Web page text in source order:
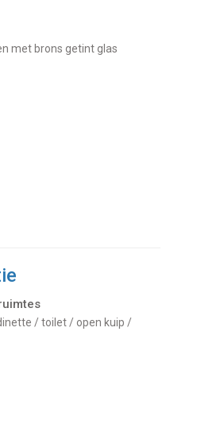
met brons getint glas